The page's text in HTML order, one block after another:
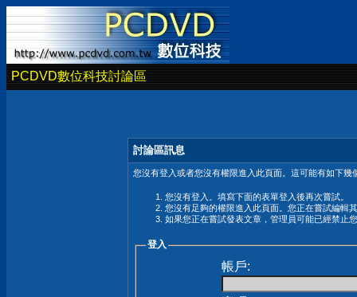
PCDVD數位科技討論區
討論區訊息
您沒有登入或者您沒有權限進入此頁面。這可能有如下幾
您沒有登入。填寫下面的表單登入後再次嘗試。
您沒有足夠的權限進入此頁面。您正在嘗試編輯
如果您正在嘗試發表文章，管理員可能已經禁止
登入
帳戶: